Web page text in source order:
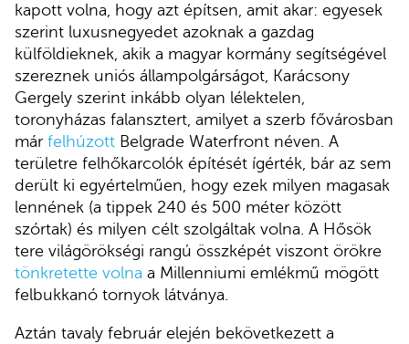
kapott volna, hogy azt építsen, amit akar: egyesek
szerint luxusnegyedet azoknak a gazdag
külföldieknek, akik a magyar kormány segítségével
szereznek uniós állampolgárságot, Karácsony
Gergely szerint inkább olyan lélektelen,
toronyházas falansztert, amilyet a szerb fővárosban
már felhúzott Belgrade Waterfront néven. A
területre felhőkarcolók építését ígérték, bár az sem
derült ki egyértelműen, hogy ezek milyen magasak
lennének (a tippek 240 és 500 méter között
szórtak) és milyen célt szolgáltak volna. A Hősök
tere világörökségi rangú összképét viszont örökre
tönkretette volna a Millenniumi emlékmű mögött
felbukkanó tornyok látványa.
Aztán tavaly február elején bekövetkezett a